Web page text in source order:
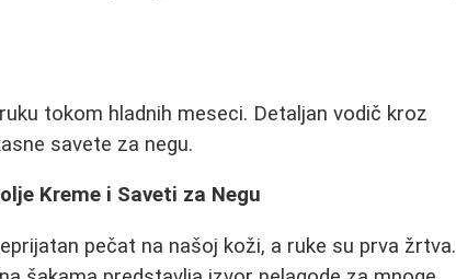
tokom hladnih meseci. Detaljan vodič kroz
savete za negu.
Kremе i Saveti za Negu
pečat na našoj koži, a ruke su prva žrtva.